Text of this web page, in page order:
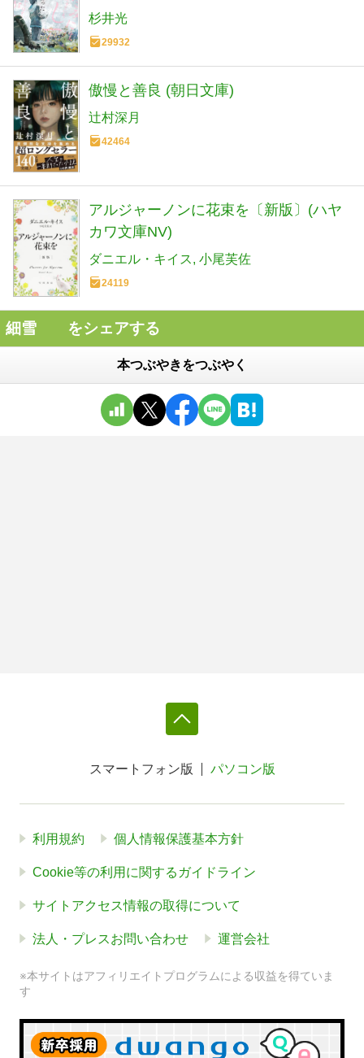
杉井光
29932
傲慢と善良 (朝日文庫)
辻村深月
42464
アルジャーノンに花束を〔新版〕(ハヤ
カワ文庫NV)
ダニエル・キイス 小尾芙佐
24119
細雪 をシェアする
本つぶやきをつぶやく
スマートフォン版 パソコン版
利用規約 個人情報保護基本方針
Cookie等の利用に関するガイドライン
サイトアクセス情報の取得について
法人・プレスお問い合わせ 運営会社
※本サイトはアフィリエイトプログラムによる収益を得ていま
す